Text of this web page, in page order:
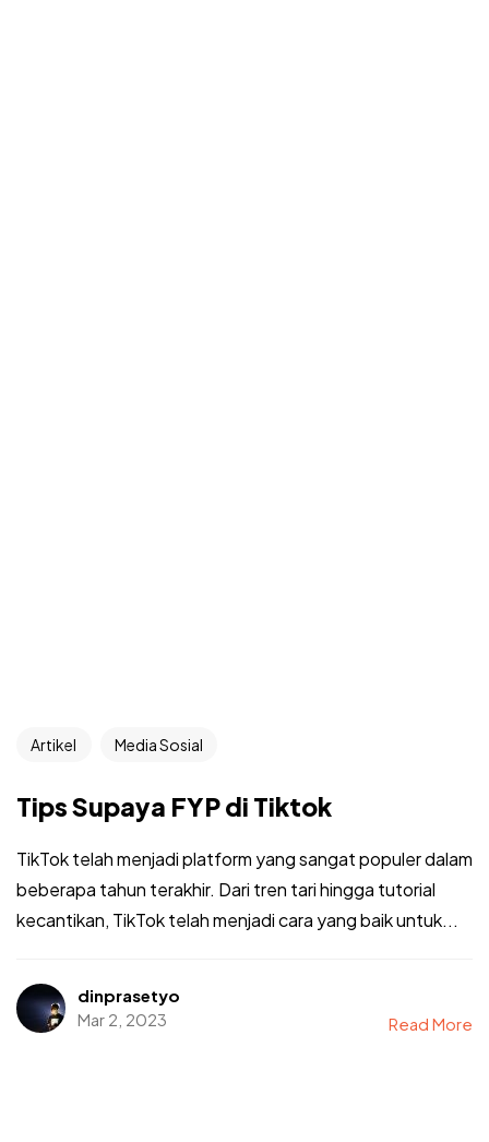
Artikel Media Sosial
Tips Supaya FYP di Tiktok
TikTok telah menjadi platform yang sangat populer dalam
beberapa tahun terakhir. Dari tren tari hingga tutorial
kecantikan, TikTok telah menjadi cara yang baik untuk...
dinprasetyo
Mar 2, 2023
Read More